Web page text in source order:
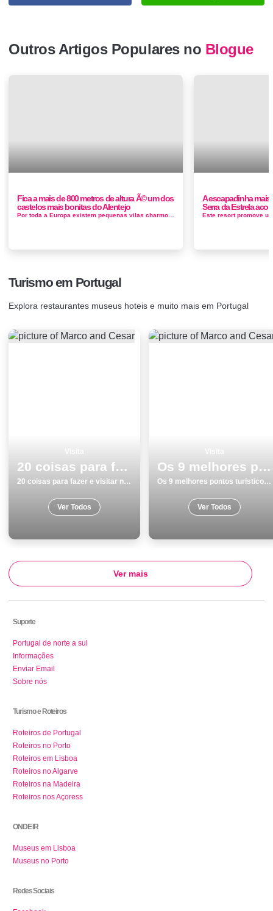
Outros Artigos Populares no Blogue
Fica a mais de 800 metros de altura Ã© um dos
castelos mais bonitas do Alentejo
A escapadinha
Serra da Estrela
Turismo em Portugal
Explora restaurantes museus hoteis e muito mais em Portugal
20 coisas para fazer e visitar no inverno em Viana do Castelo
20 coisas para fazer e visitar no inverno em Viana do Castelo
Ver Todos
Os 9 melhores pontos turisticos para visitar em PortimÃ£o
Os 9 melhores pontos turisticos para visitar em PortimÃ£o
Ver Todos
Ver mais
Suporte
Portugal de norte a sul
Informações
Enviar Email
Sobre nós
Turismo e Roteiros
Roteiros de Portugal
Roteiros no Porto
Roteiros em Lisboa
Roteiros no Algarve
Roteiros na Madeira
Roteiros nos Açoress
ONDE IR
Museus em Lisboa
Museus no Porto
Redes Sociais